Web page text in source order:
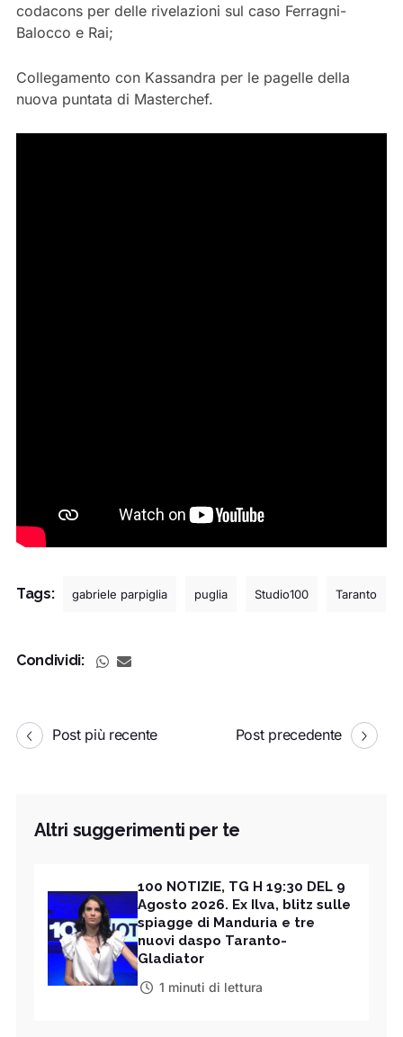
codacons per delle rivelazioni sul caso Ferragni-
Balocco e Rai;
Collegamento con Kassandra per le pagelle della
nuova puntata di Masterchef.
Tags: gabriele parpiglia puglia Studio100 Taranto
Condividi:
Post più recente Post precedente
Altri suggerimenti per te
100 NOTIZIE, TG H 19:30 DEL 9
Agosto 2026. Ex Ilva, blitz sulle
spiagge di Manduria e tre
nuovi daspo Taranto-
Gladiator
1 minuti di lettura